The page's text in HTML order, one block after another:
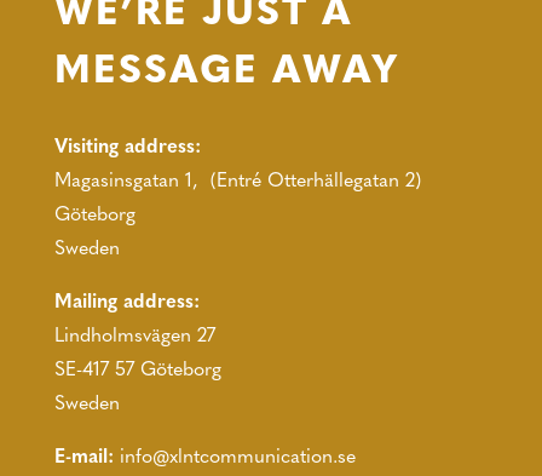
WE’RE JUST A
MESSAGE AWAY
Visiting address:
Magasinsgatan 1, (Entré Otterhällegatan 2)
Göteborg
Sweden
Mailing address:
Lindholmsvägen 27
SE-417 57 Göteborg
Sweden
E-mail: info@xlntcommunication.se